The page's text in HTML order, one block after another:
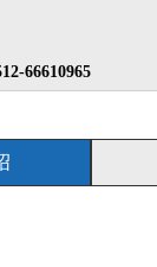
66610965